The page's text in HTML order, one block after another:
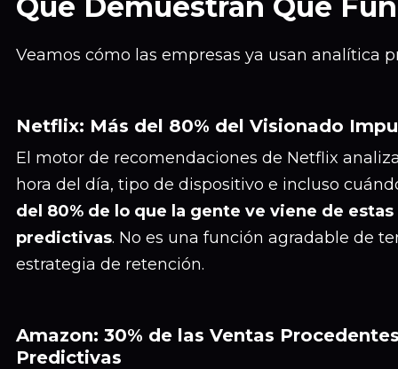
Veamos cómo las empresas ya usan analítica
Netflix: Más del 80% del Visionado
El motor de recomendaciones de Netflix
hora del día, tipo de dispositivo e incluso
del 80% de lo que la gente ve viene de
predictivas. No es una función agradable de
estrategia de retención.
Amazon: 30% de las Ventas
Predictivas